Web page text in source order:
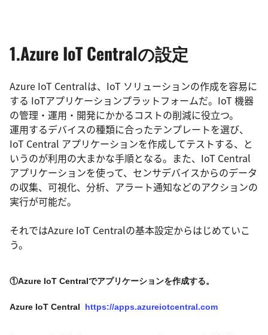
1.Azure IoT Centralの設定
Azure IoT Centralは、IoT ソリューションの作成を容易に
する IoTアプリケーションプラットフォームだ。IoT 機器
の管理・運用・開発にかかるコストの削減に役立つ。
運用するデバイスの種類に合ったテンプレートを選び、
IoT Central アプリケーションを作成してテストする、と
いうのが利用の大まかな手順となる。また、IoT Central
アプリケーションを使って、センサデバイスからのデータ
の収集、可視化、分析、アラート通知などのアクションの
実行が可能だ。
それではAzure IoT Centralの基本設定からはじめていこ
う。
①Azure IoT Centralでアプリケーションを作成する。
Azure IoT Central https://apps.azureiotcentral.com